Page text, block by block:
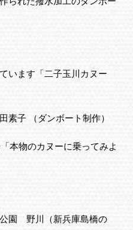
います「二子玉川カヌー
子 （ダンボート制作）
本物のカヌーに乗ってみよ
園 野川（新兵庫島橋の